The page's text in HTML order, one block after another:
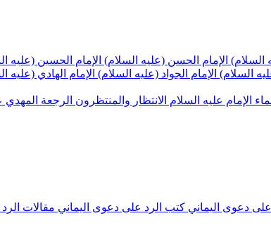
السلام) الإمام الحسن (عليه السلام) الإمام الحسين (عليه
السلام) الإمام الجواد (عليه السلام) الإمام الهادي (عليه
الإمام عليه السلام الانتظار والمنتظرون الرجعة
على دعوى اليماني كتب الرد على دعوى اليماني مقالات